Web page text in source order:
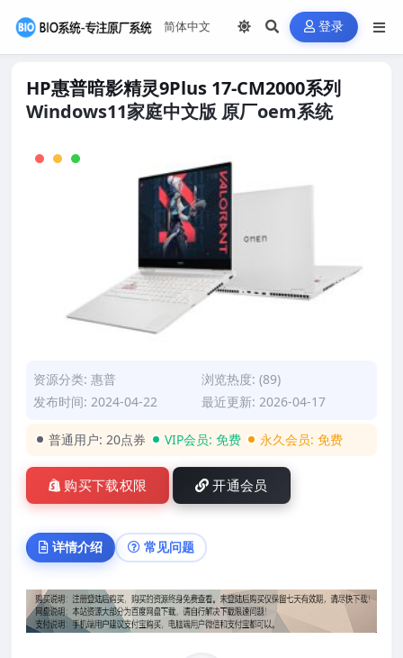
登录
HP惠普暗影精灵9Plus 17-CM2000系列
Windows11家庭中文版 原厂oem系统
资源分类: 惠普
浏览热度: (89)
发布时间: 2024-04-22
最近更新: 2026-04-17
普通用户: 20点券 VIP会员: 免费 永久会员: 免费
购买下载权限 开通会员
详情介绍 常见问题